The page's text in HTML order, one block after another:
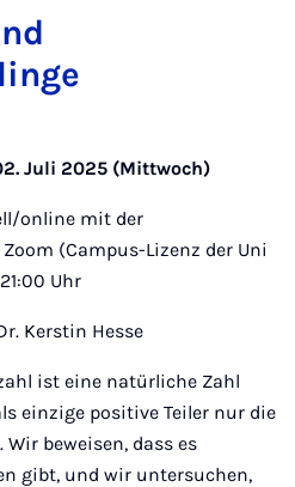
Juli 2025 (Mittwoch)
online mit der
(Campus-Lizenz der Uni
Uhr
Kerstin Hesse
ist eine natürliche Zahl
einzige positive Teiler nur die
beweisen, dass es
gibt, und wir untersuchen,